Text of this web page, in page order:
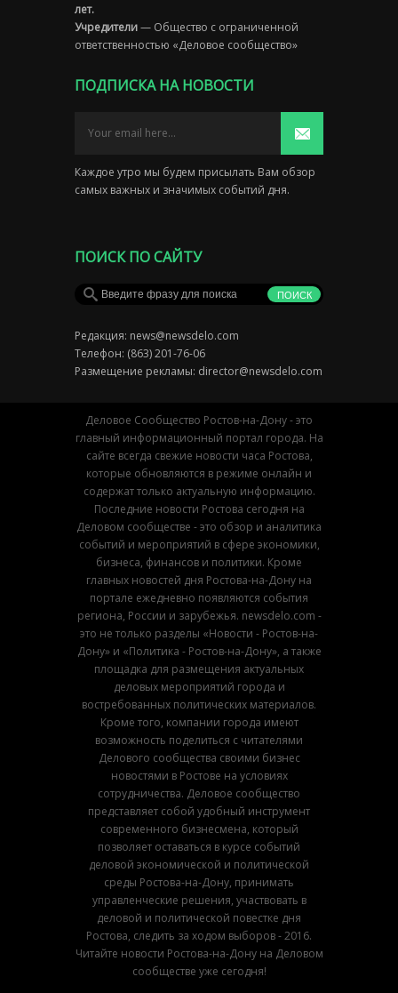
лет.
Учредители— Общество с ограниченной
ответственностью «Деловое сообщество»
ПОДПИСКА НА НОВОСТИ
Каждое утро мы будем присылать Вам обзор
самых важных и значимых событий дня.
ПОИСК ПО САЙТУ
Редакция: news@newsdelo.com
Телефон: (863) 201-76-06
Размещение рекламы: director@newsdelo.com
Деловое Сообщество Ростов-на-Дону - это
главный информационный портал города. На
сайте всегда свежие новости часа Ростова,
которые обновляются в режиме онлайн и
содержат только актуальную информацию.
Последние новости Ростова сегодня на
Деловом сообществе - это обзор и аналитика
событий и мероприятий в сфере экономики,
бизнеса, финансов и политики. Кроме
главных новостей дня Ростова-на-Дону на
портале ежедневно появляются события
региона, России и зарубежья. newsdelo.com -
это не только разделы «Новости - Ростов-на-
Дону» и «Политика - Ростов-на-Дону», а также
площадка для размещения актуальных
деловых мероприятий города и
востребованных политических материалов.
Кроме того, компании города имеют
возможность поделиться с читателями
Делового сообщества своими бизнес
новостями в Ростове на условиях
сотрудничества. Деловое сообщество
представляет собой удобный инструмент
современного бизнесмена, который
позволяет оставаться в курсе событий
деловой экономической и политической
среды Ростова-на-Дону, принимать
управленческие решения, участвовать в
деловой и политической повестке дня
Ростова, следить за ходом выборов - 2016.
Читайте новости Ростова-на-Дону на Деловом
сообществе уже сегодня!